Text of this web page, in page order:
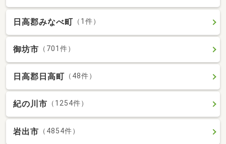
日高郡みなべ町 （1件）
御坊市 （701件）
日高郡日高町 （48件）
紀の川市 （1254件）
岩出市 （4854件）